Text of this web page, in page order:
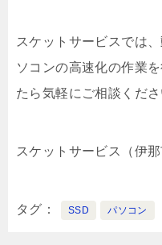
スケットサービスでは
ソコンの高速化の作業
たら気軽にご相談くださ
スケットサービス（伊那
タグ SSD パソコン